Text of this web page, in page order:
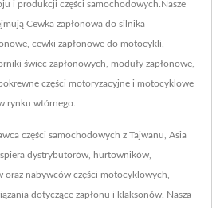
i produkcji części samochodowych.Nasze
Cewka zapłonowa do silnika
cewki zapłonowe do motocykli,
świec zapłonowych, moduły zapłonowe,
części motoryzacyjne i motocyklowe
rynku wtórnego.
części samochodowych z Tajwanu, Asia
dystrybutorów, hurtowników,
oraz nabywców części motocyklowych,
dotyczące zapłonu i klaksonów. Nasza